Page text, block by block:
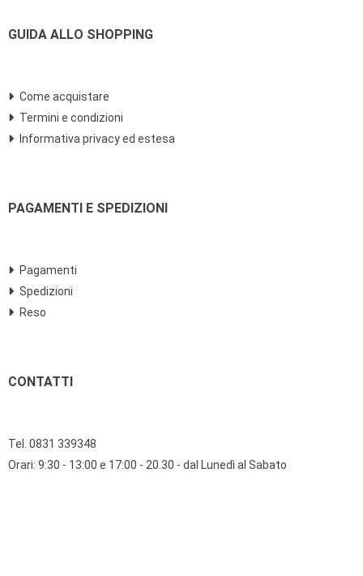
GUIDA ALLO SHOPPING
Come acquistare
Termini e condizioni
Informativa privacy ed estesa
PAGAMENTI E SPEDIZIONI
Pagamenti
Spedizioni
Reso
CONTATTI
Tel. 0831 339348
Orari: 9:30 - 13:00 e 17:00 - 20.30 - dal Lunedì al Sabato